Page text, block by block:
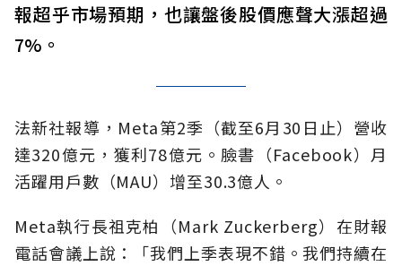
報超乎市場預期，也讓盤後股價應聲大漲超過
7%。
法新社報導，Meta第2季（截至6月30日止）營收
達320億元，獲利78億元。臉書（Facebook）月
活躍用戶數（MAU）增至30.3億人。
Meta執行長祖克柏（Mark Zuckerberg）在財報
電話會議上說：「我們上季表現不錯。我們持續在